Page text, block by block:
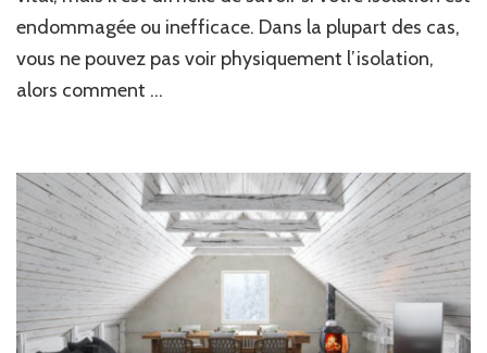
endommagée ou inefficace. Dans la plupart des cas,
vous ne pouvez pas voir physiquement l’isolation,
alors comment …